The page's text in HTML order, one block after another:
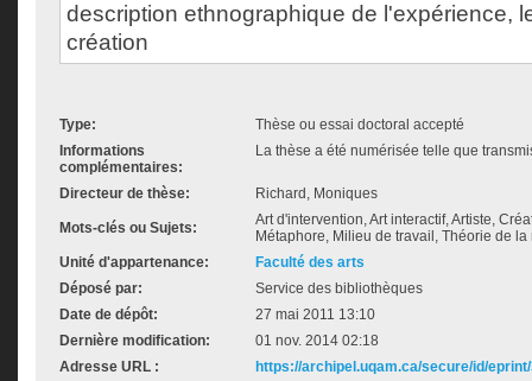
description ethnographique de l'expérience,
création
Type:
Thèse ou essai doctoral accepté
Informations
complémentaires:
La thèse a été numérisée telle que
Directeur de thèse: Richard, Moniques
Mots-clés ou Sujets:
Art d'intervention, Art interactif, Artiste,
Métaphore, Milieu de travail, Théorie de la
Unité d'appartenance:
Faculté des arts
Déposé par:
Service des bibliothèques
Date de dépôt:
27 mai 2011 13:10
Dernière modification:
01 nov. 2014 02:18
Adresse URL :
https://archipel.uqam.ca/secure/id/